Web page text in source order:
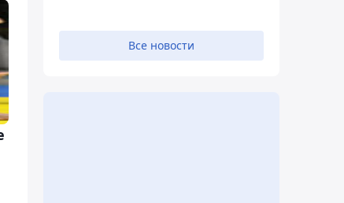
Все новости